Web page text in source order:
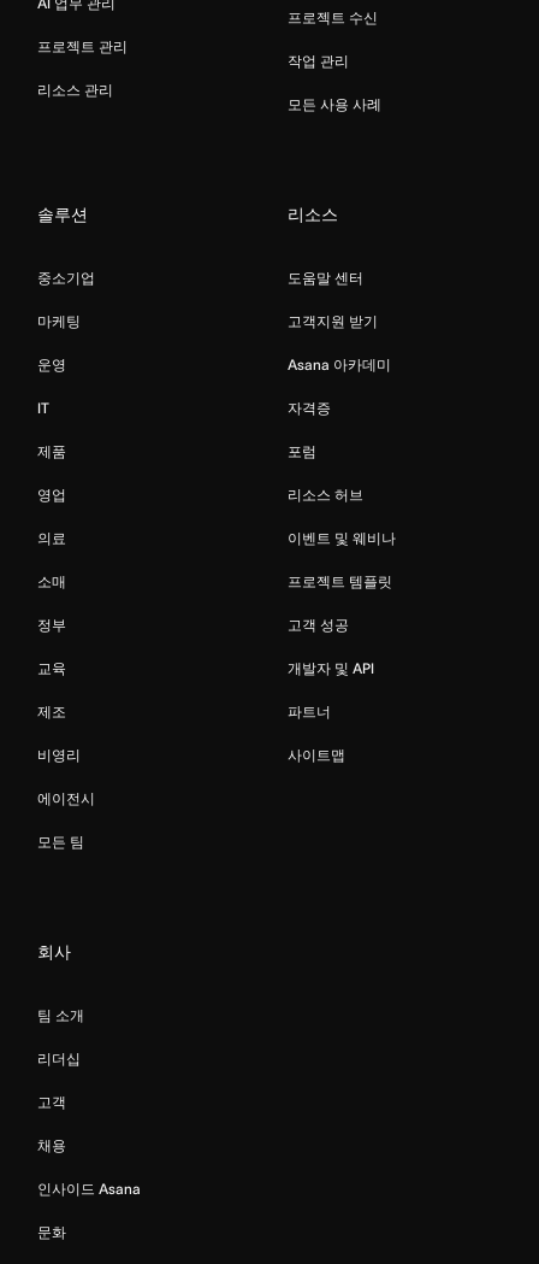
AI 업무 관리
프로젝트 관리
리소스 관리
프로젝트 수신
작업 관리
모든 사용 사례
솔루션
중소기업
마케팅
운영
IT
제품
영업
의료
소매
정부
교육
제조
비영리
에이전시
모든 팀
리소스
도움말 센터
고객지원 받기
Asana 아카데미
자격증
포럼
리소스 허브
이벤트 및 웨비나
프로젝트 템플릿
고객 성공
개발자 및 API
파트너
사이트맵
회사
팀 소개
리더십
고객
채용
인사이드 Asana
문화